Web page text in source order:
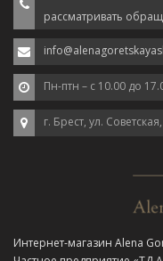
рассматривать
Пн-птн – с 10.00 до
г. Брест, ул.
Интернет-магазин Alena